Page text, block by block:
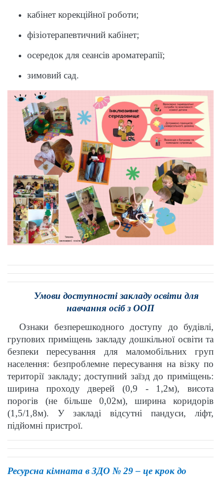
кабінет корекційної роботи;
фізіотерапевтичний кабінет;
осередок для сеансів ароматерапії;
зимовий сад.
Умови доступності закладу освіти для
навчання осіб з ООП
Ознаки безперешкодного доступу до будівлі,
групових приміщень закладу дошкільної освіти та
безпеки пересування для маломобільних груп
населення: безпроблемне пересування на візку по
території закладу; доступний заїзд до приміщень:
ширина проходу дверей (0,9 - 1,2м), висота
порогів (не більше 0,02м), ширина коридорів
(1,5/1,8м). У закладі відсутні пандуси, ліфт,
підйомні пристрої.
Ресурсна кімната в ЗДО № 29 – це крок до